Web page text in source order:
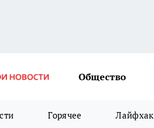
Общество
Горячее Лайфхак